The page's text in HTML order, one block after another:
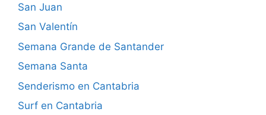
San Juan
San Valentín
Semana Grande de Santander
Semana Santa
Senderismo en Cantabria
Surf en Cantabria